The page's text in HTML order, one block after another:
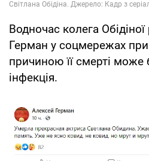
Водночас колега
Герман у соцмережах
причиною її смерті може
інфекція.